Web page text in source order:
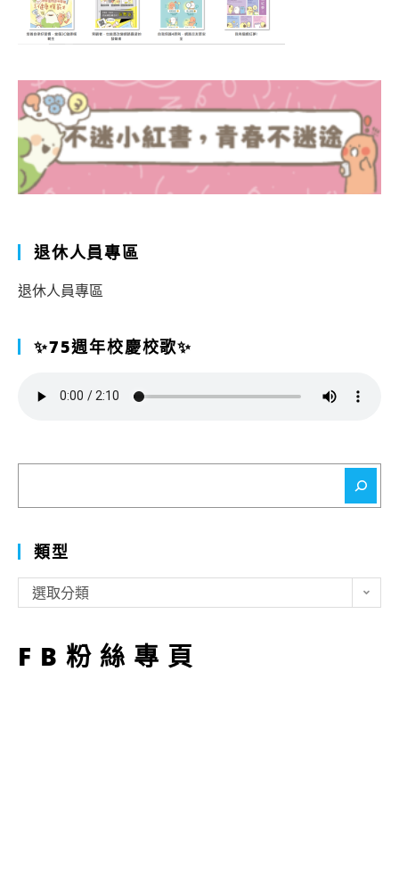
退休人員專區
退休人員專區
✨75週年校慶校歌✨
類型
型
選取分類
FB粉絲專頁